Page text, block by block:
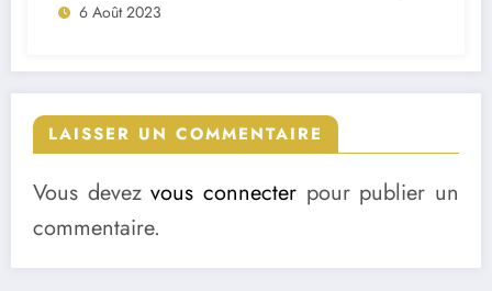
6 Août 2023
LAISSER UN COMMENTAIRE
Vous devezvous connecter pour publier un
commentaire.